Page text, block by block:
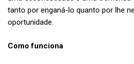
tanto por enganá-lo quanto por lhe
oportunidade.
Como funciona